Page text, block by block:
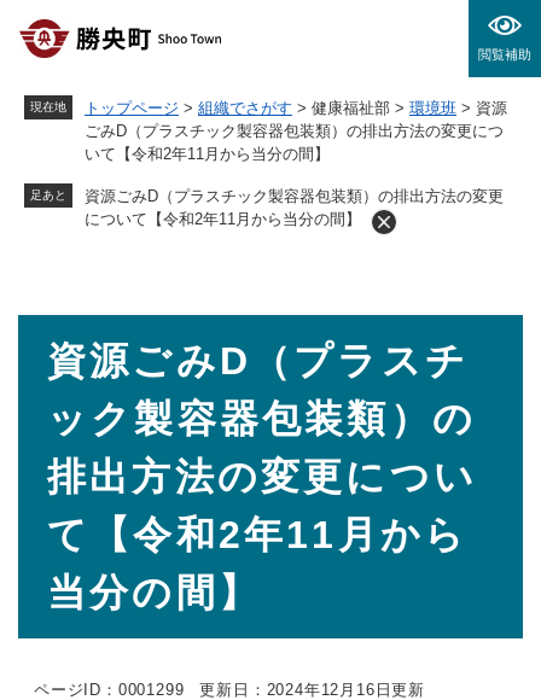
閲覧補助
現在地 トップページ > 組織でさがす > 健康福祉部 > 環境班 > 資源
ごみD（プラスチック製容器包装類）の排出方法の変更につ
いて【令和2年11月から当分の間】
足あと
資源ごみD（プラスチック製容器包装類）の排出方法の変更
について【令和2年11月から当分の間】
資源ごみD（プラスチ
ック製容器包装類）の
排出方法の変更につい
て【令和2年11月から
当分の間】
ページID：0001299 更新日：2024年12月16日更新